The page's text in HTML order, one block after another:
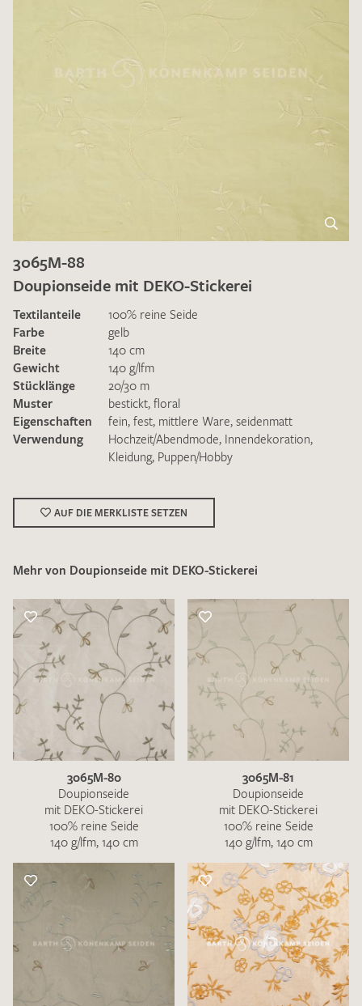
zur Beantwortung meiner Musteranfrage genutzt werden.
DieDatenschutzbestimmungen
genommen und akzeptiere diese.
MUSTERANFRAGE SENDEN
3065M-88
Doupionseide mit DEKO-Stickerei
Textilanteile
100% reine Seide
Farbe
gelb
Breite
140 cm
Gewicht
140 g/lfm
Stücklänge
20/30 m
Muster
bestickt, floral
Eigenschaften
fein, fest, mittlere Ware, seidenmatt
Verwendung
Hochzeit/Abendmode, Innendekoration,
Kleidung, Puppen/Hobby
AUF DIE MERKLISTE SETZEN
Mehr von Doupionseide mit DEKO-Stickerei
3065M-80
Doupionseide
mit DEKO-Stickerei
100% reine Seide
140 g/lfm, 140 cm
3065M-81
Doupionseide
mit DEKO-Stickerei
100% reine Seide
140 g/lfm, 140 cm